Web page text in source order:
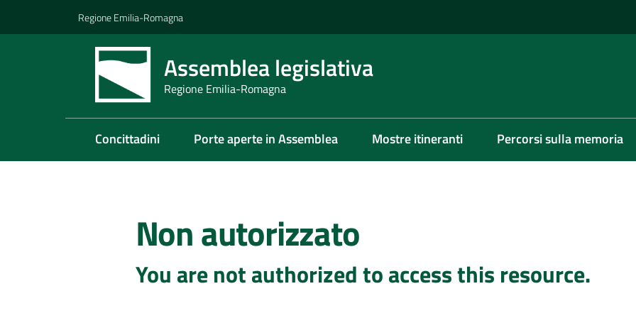
Regione Emilia-Romagna
Assemblea legislativa
Regione Emilia-Romagna
Concittadini Porte aperte in Assemblea Mostre itineranti Percorsi sulla memoria
Non autorizzato
You are not authorized to access this resource.